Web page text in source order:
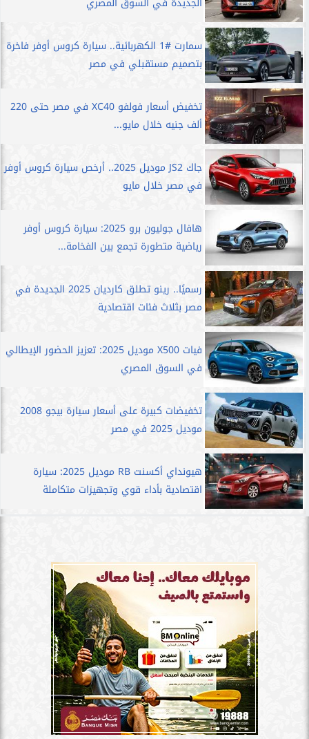
سمارت #1 الكهربائية.. سيارة كروس أوفر فاخرة
بتصميم مستقبلي في مصر
تخفيض أسعار فولفو XC40 في مصر حتى 220
ألف جنيه خلال مايو...
جاك JS2 موديل 2025.. أرخص سيارة كروس أوفر
في مصر خلال مايو
هافال جوليون برو 2025: سيارة كروس أوفر
رياضية متطورة تجمع بين الفخامة...
رسميًا.. رينو تطلق كارديان 2025 الجديدة في
مصر بثلاث فئات اقتصادية
فيات X500 موديل 2025: تعزيز الحضور الإيطالي
في السوق المصري
تخفيضات كبيرة على أسعار سيارة بيجو 2008
موديل 2025 في مصر
هيونداي أكسنت RB موديل 2025: سيارة
اقتصادية بأداء قوي وتجهيزات متكاملة